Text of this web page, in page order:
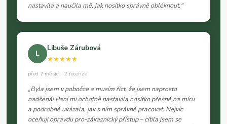
nastavila a naučila mě, jak nosítko správně obléknout."
L
Libuše Zárubová
★★★★★
před 7 měsíci · 2 recenze
„Byla jsem v pobočce a musím říct, že jsem naprosto
nadšená! Paní mi ochotně nastavila nosítko přesně na míru
a podrobně ukázala, jak s ním správně pracovat. Nejvíc
oceňuji opravdu pro-zákaznický přístup – cítila jsem se